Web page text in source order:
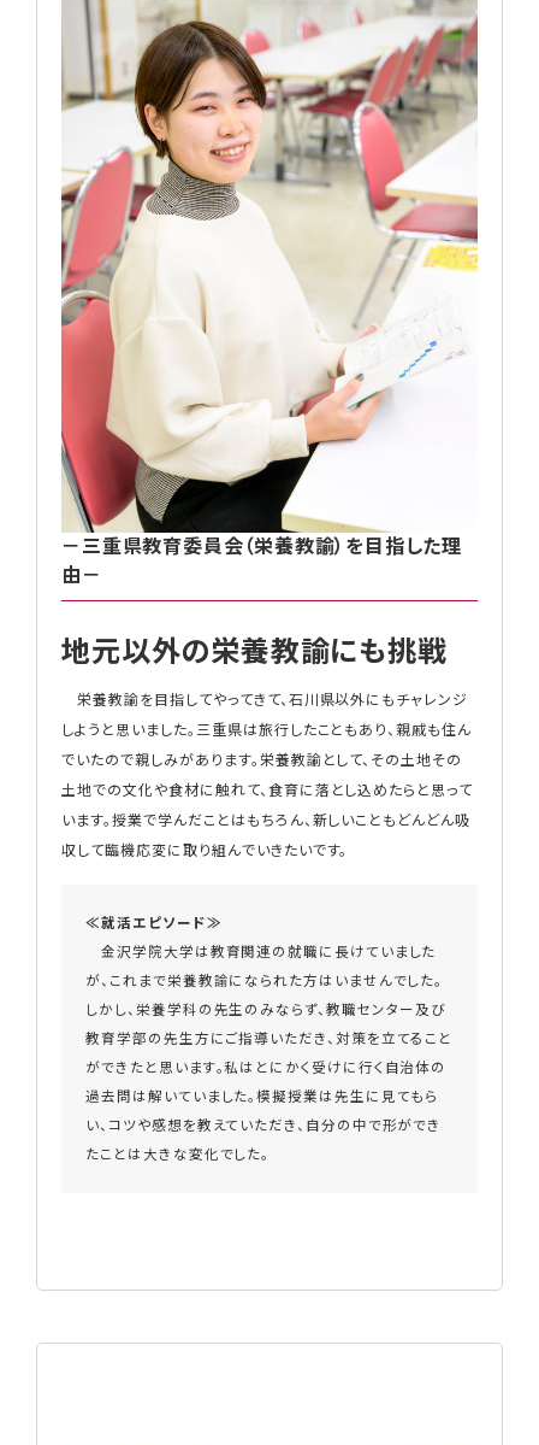
－三重県教育委員会（栄養教諭）を目指した理
由－
地元以外の栄養教諭にも挑戦
栄養教諭を目指してやってきて、石川県以外にもチャレンジ
しようと思いました。三重県は旅行したこともあり、親戚も住ん
でいたので親しみがあります。栄養教諭として、その土地その
土地での文化や食材に触れて、食育に落とし込めたらと思って
います。授業で学んだことはもちろん、新しいこともどんどん吸
収して臨機応変に取り組んでいきたいです。
≪就活エピソード≫
金沢学院大学は教育関連の就職に長けていました
が、これまで栄養教諭になられた方はいませんでした。
しかし、栄養学科の先生のみならず、 教職センター 及び
教育学部の先生方にご指導いただき、対策を立てること
ができたと思います。私はとにかく受けに行く自治体の
過去問は解いていました。模擬授業は先生に見てもら
い、コツや感想を教えていただき、自分の中で形ができ
たことは大きな変化でした。